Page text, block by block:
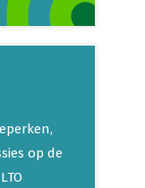
op de